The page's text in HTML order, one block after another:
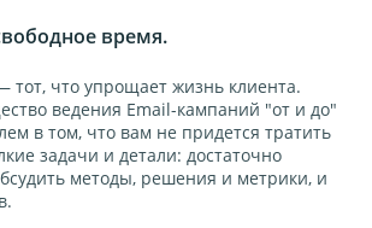
время.
что упрощает жизнь клиента.
ведения Email-кампаний "от и до"
в том, что вам не придется тратить
задачи и детали: достаточно
методы, решения и метрики, и